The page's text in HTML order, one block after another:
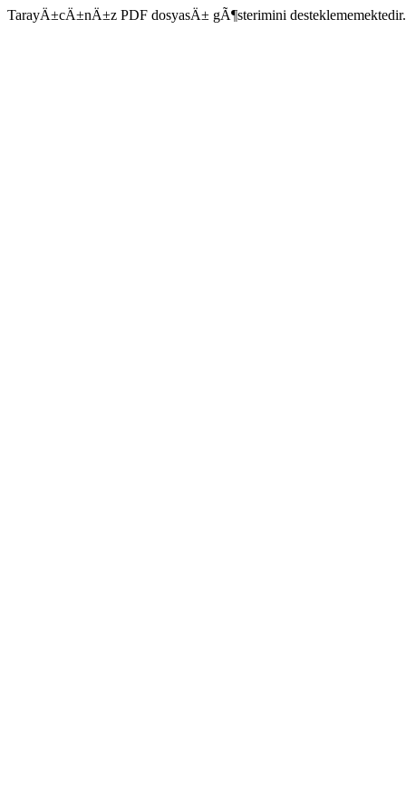
TarayÄ±cÄ±nÄ±z PDF dosyasÄ± gÃ¶sterimini desteklememektedir.